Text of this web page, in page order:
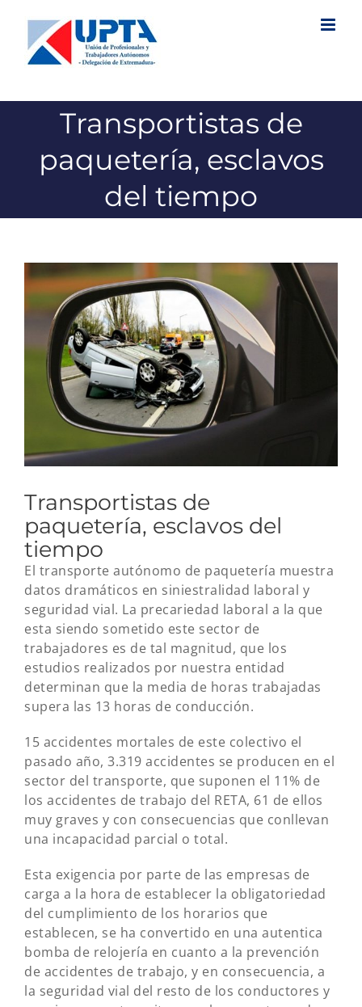
contenido
Transportistas de
paquetería, esclavos
del tiempo
Ver
imagen
más
grande
Transportistas de
paquetería, esclavos del
tiempo
El transporte autónomo de paquetería muestra
datos dramáticos en siniestralidad laboral y
seguridad vial. La precariedad laboral a la que
esta siendo sometido este sector de
trabajadores es de tal magnitud, que los
estudios realizados por nuestra entidad
determinan que la media de horas trabajadas
supera las 13 horas de conducción.
15 accidentes mortales de este colectivo el
pasado año, 3.319 accidentes se producen en el
sector del transporte, que suponen el 11% de
los accidentes de trabajo del RETA, 61 de ellos
muy graves y con consecuencias que conllevan
una incapacidad parcial o total.
Esta exigencia por parte de las empresas de
carga a la hora de establecer la obligatoriedad
del cumplimiento de los horarios que
establecen, se ha convertido en una autentica
bomba de relojería en cuanto a la prevención
de accidentes de trabajo, y en consecuencia, a
la seguridad vial del resto de los conductores y